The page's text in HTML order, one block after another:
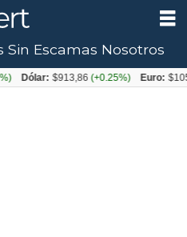
Sin Escamas Nosotros
$913,86(+0.25%) Euro: $1053,08